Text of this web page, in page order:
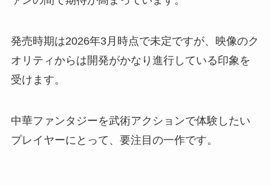
発売時期は2026年3月時点で未定ですが、映像のク
オリティからは開発がかなり進行している印象を
受けます。
中華ファンタジーを武術アクションで体験したい
プレイヤーにとって、要注目の一作です。